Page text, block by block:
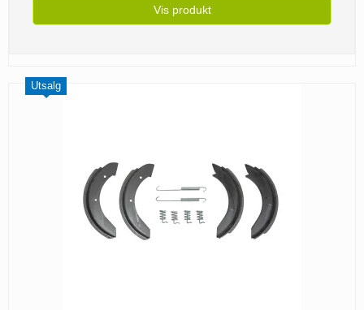
Vis produkt
Utsalg